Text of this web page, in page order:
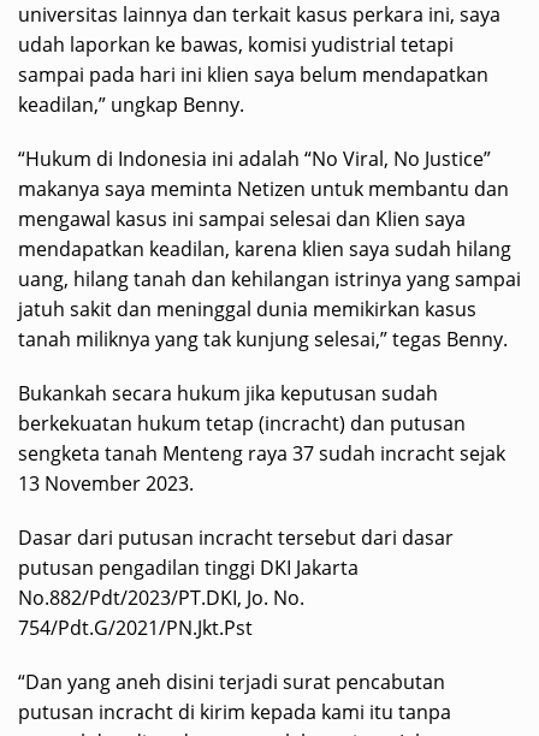
universitas lainnya dan terkait kasus perkara ini, saya
udah laporkan ke bawas, komisi yudistrial tetapi
sampai pada hari ini klien saya belum mendapatkan
keadilan,” ungkap Benny.
“Hukum di Indonesia ini adalah “No Viral, No Justice”
makanya saya meminta Netizen untuk membantu dan
mengawal kasus ini sampai selesai dan Klien saya
mendapatkan keadilan, karena klien saya sudah hilang
uang, hilang tanah dan kehilangan istrinya yang sampai
jatuh sakit dan meninggal dunia memikirkan kasus
tanah miliknya yang tak kunjung selesai,” tegas Benny.
Bukankah secara hukum jika keputusan sudah
berkekuatan hukum tetap (incracht) dan putusan
sengketa tanah Menteng raya 37 sudah incracht sejak
13 November 2023.
Dasar dari putusan incracht tersebut dari dasar
putusan pengadilan tinggi DKI Jakarta
No.882/Pdt/2023/PT.DKI, Jo. No.
754/Pdt.G/2021/PN.Jkt.Pst
“Dan yang aneh disini terjadi surat pencabutan
putusan incracht di kirim kepada kami itu tanpa